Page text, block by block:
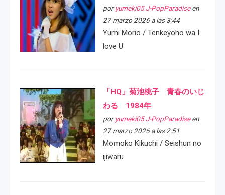
por yumeki05 J-PopParadiseen
27 marzo 2026 a las 3:44
Yumi Morio / Tenkeyoho wa I
love U
「HQ」菊池桃子 青春のいじ
わる 1984年
por yumeki05 J-PopParadiseen
27 marzo 2026 a las 2:51
Momoko Kikuchi / Seishun no
ijiwaru